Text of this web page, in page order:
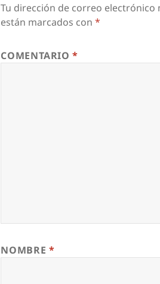
Tu dirección de correo electrónico
están marcados con*
COMENTARIO*
NOMBRE *